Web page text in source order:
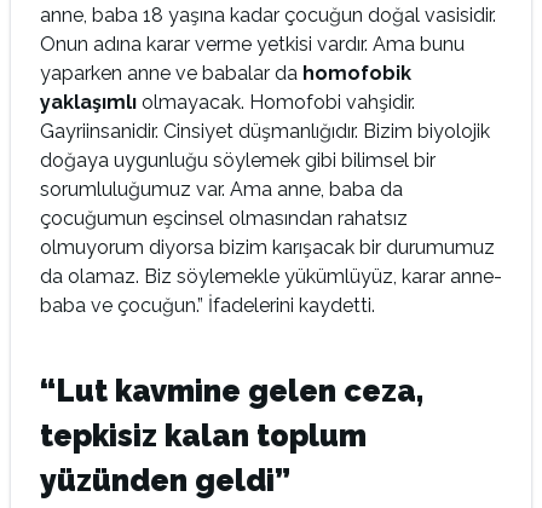
anne, baba 18 yaşına kadar çocuğun doğal vasisidir.
Onun adına karar verme yetkisi vardır. Ama bunu
yaparken anne ve babalar da homofobik
yaklaşımlı olmayacak. Homofobi vahşidir.
Gayriinsanidir. Cinsiyet düşmanlığıdır. Bizim biyolojik
doğaya uygunluğu söylemek gibi bilimsel bir
sorumluluğumuz var. Ama anne, baba da
çocuğumun eşcinsel olmasından rahatsız
olmuyorum diyorsa bizim karışacak bir durumumuz
da olamaz. Biz söylemekle yükümlüyüz, karar anne-
baba ve çocuğun.” İfadelerini kaydetti.
“Lut kavmine gelen ceza,
tepkisiz kalan toplum
yüzünden geldi”